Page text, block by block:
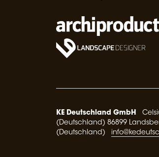
KE Deutschland GmbH
(Deutschland) 86899
(Deutschland)